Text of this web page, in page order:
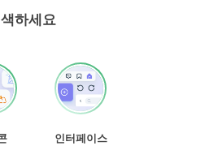
하세요
인터페이스